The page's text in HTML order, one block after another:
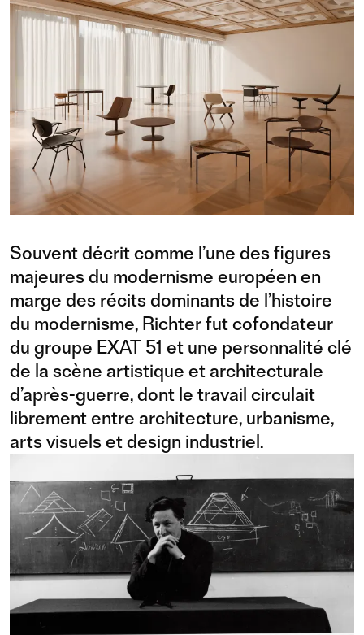
Souvent décrit comme l’une des figures
majeures du modernisme européen en
marge des récits dominants de l’histoire
du modernisme, Richter fut cofondateur
du groupe EXAT 51 et une personnalité clé
de la scène artistique et architecturale
d’après-guerre, dont le travail circulait
librement entre architecture, urbanisme,
arts visuels et design industriel.